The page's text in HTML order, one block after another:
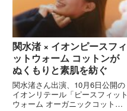
関水渚 × イオンピースフィ
ットウォーム コットンが
ぬくもりと素肌を紡ぐ
関水渚さん出演、10月6日公開の
イオンリテール「ピースフィット
ウォーム オーガニックコット